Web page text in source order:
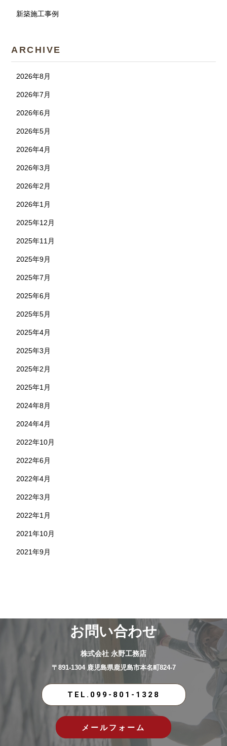
新築施工事例
ARCHIVE
2026年8月
2026年7月
2026年6月
2026年5月
2026年4月
2026年3月
2026年2月
2026年1月
2025年12月
2025年11月
2025年9月
2025年7月
2025年6月
2025年5月
2025年4月
2025年3月
2025年2月
2025年1月
2024年8月
2024年4月
2022年10月
2022年6月
2022年4月
2022年3月
2022年1月
2021年10月
2021年9月
お問い合わせ
株式会社 永野工務店
〒891-1304 鹿児島県鹿児島市本名町824-7
TEL.099-801-1328
メールフォーム